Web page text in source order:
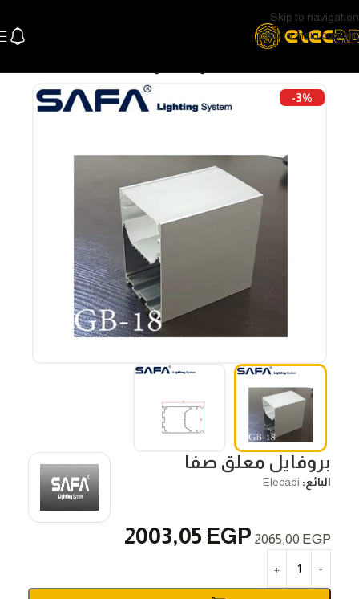
Skip to navigation
Skip to main content
-3%
بروفايل معلق صفا
البائع: Elecadi
2065,00EGP
2003,05 EGP